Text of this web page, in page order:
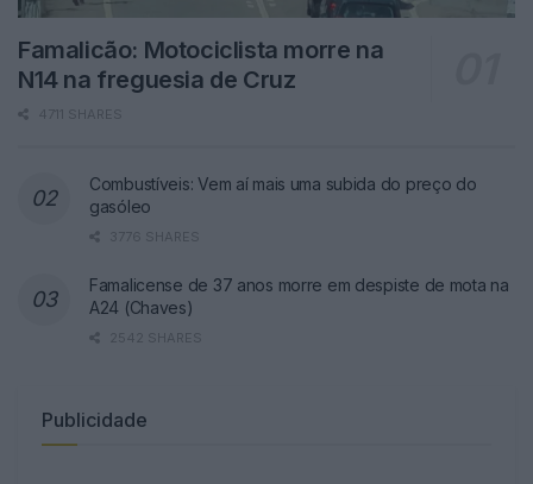
Famalicão: Motociclista morre na
N14 na freguesia de Cruz
4711 SHARES
Combustíveis: Vem aí mais uma subida do preço do
gasóleo
3776 SHARES
Famalicense de 37 anos morre em despiste de mota na
A24 (Chaves)
2542 SHARES
Publicidade